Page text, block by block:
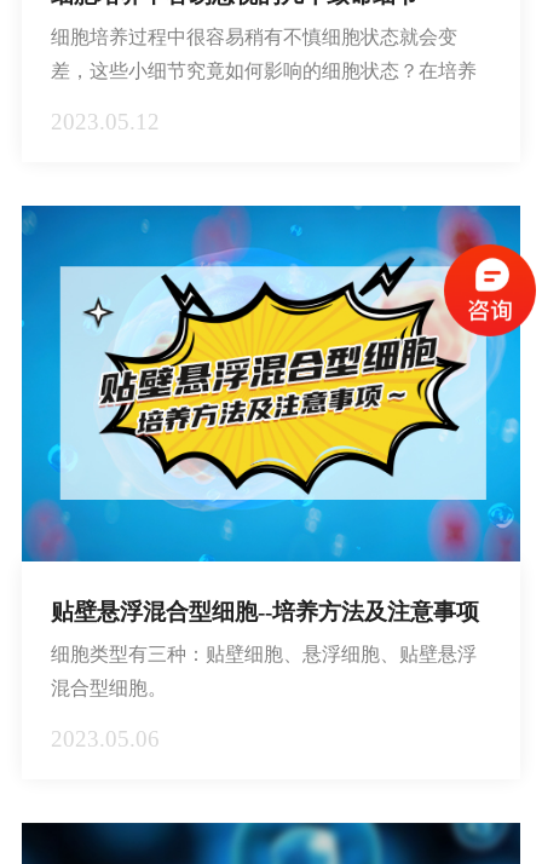
细胞培养过程中很容易稍有不慎细胞状态就会变
差，这些小细节究竟如何影响的细胞状态？在培养
2023.05.12
贴壁悬浮混合型细胞--培养方法及注意事项
细胞类型有三种：贴壁细胞、悬浮细胞、贴壁悬浮
混合型细胞。
2023.05.06